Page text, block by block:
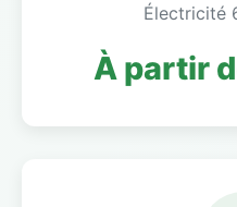
Électricité
À partir